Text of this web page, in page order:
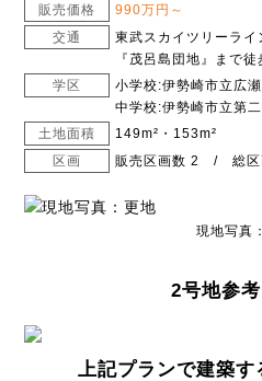
販売価格
990万円～
交通
東武スカイツリーラ
『茂呂島団地』まで
学区
小学校:伊勢崎市立広
中学校:伊勢崎市立第
土地面積
149m²・153m²
区画
販売区画数 2 / 総区
現地写真
2号地参
上記プランで建築